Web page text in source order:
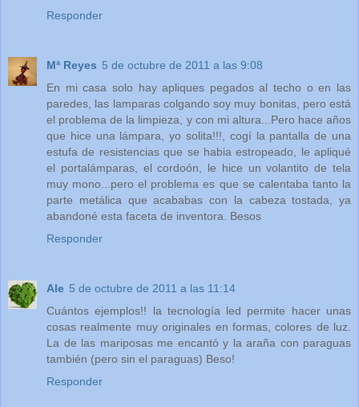
Responder
Mª Reyes 5 de octubre de 2011 a las 9:08
En mi casa solo hay apliques pegados al techo o en las
paredes, las lamparas colgando soy muy bonitas, pero está
el problema de la limpieza, y con mi altura...Pero hace años
que hice una lámpara, yo solita!!!, cogí la pantalla de una
estufa de resistencias que se habia estropeado, le apliqué
el portalámparas, el cordoón, le hice un volantito de tela
muy mono...pero el problema es que se calentaba tanto la
parte metálica que acababas con la cabeza tostada, ya
abandoné esta faceta de inventora. Besos
Responder
Ale 5 de octubre de 2011 a las 11:14
Cuántos ejemplos!! la tecnología led permite hacer unas
cosas realmente muy originales en formas, colores de luz.
La de las mariposas me encantó y la araña con paraguas
también (pero sin el paraguas) Beso!
Responder